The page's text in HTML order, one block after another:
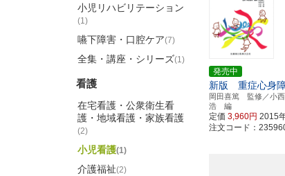
発売中
新版 重症心身
岡田喜篤 監修／小
浩 編
定価 3,960円 2015
注文コード：
小児リハビリテーション
(1)
嚥下障害・口腔ケア(7)
全集・講座・シリーズ(1)
看護
在宅看護・公衆衛生看
護・地域看護・家族看護
(2)
小児看護(1)
介護福祉(2)